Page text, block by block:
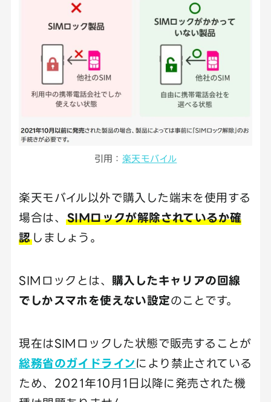
引用： 楽天モバイル
楽天モバイル以外で購入した端末を使用する
場合は、 SIMロックが解除されているか確
認しましょう。
SIMロックとは、 購入したキャリアの回線
でしかスマホを使えない設定のことです。
現在はSIMロックした状態で販売することが
総務省のガイドラインにより禁止されている
ため、2021年10月1日以降に発売された機